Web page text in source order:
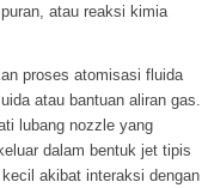
atau reaksi kimia
proses atomisasi fluida
atau bantuan aliran gas.
lubang nozzle yang
dalam bentuk jet tipis
akibat interaksi dengan